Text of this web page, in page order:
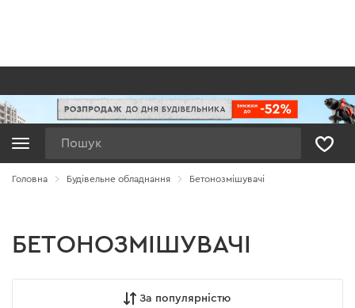
Головна Будівельне обладнання Бетонозмішувачі
БЕТОНОЗМІШУВАЧІ
За популярністю